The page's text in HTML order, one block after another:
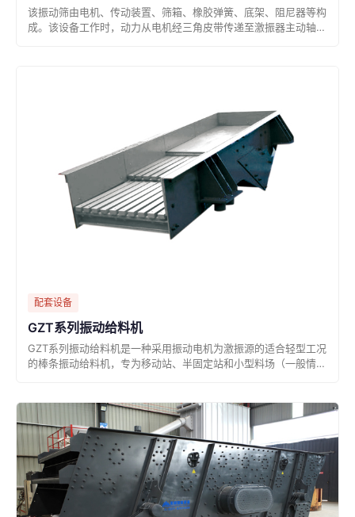
该振动筛由电机、传动装置、筛箱、橡胶弹簧、底架、阻尼器等构
成。该设备工作时，动力从电机经三角皮带传递至激振器主动轴、
配套设备
GZT系列振动给料机
GZT系列振动给料机是一种采用振动电机为激振源的适合轻型工况
的棒条振动给料机，专为移动站、半固定站和小型料场（一般情况